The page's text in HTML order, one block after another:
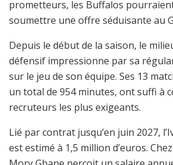
prometteurs, les Buffalos
soumettre une offre séduisante au
Depuis le début de la saison, le
défensif impressionne par sa
sur le jeu de son équipe. Ses 13
un total de 954 minutes, ont suffi à
recruteurs les plus exigeants.
Lié par contrat jusqu’en juin 2027,
est estimé à 1,5 million d’euros.